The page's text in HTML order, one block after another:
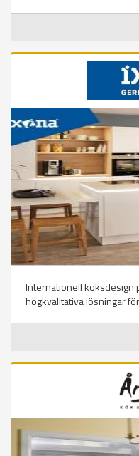
Internationell köksdesign
högkvalitativa lösningar